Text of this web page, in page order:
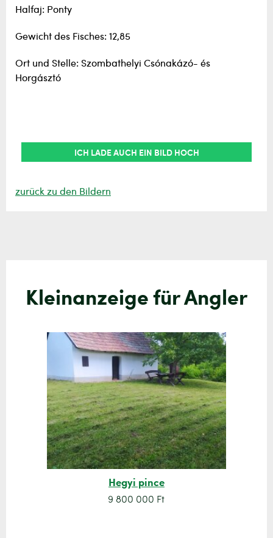
Halfaj: Ponty
Gewicht des Fisches: 12,85
Ort und Stelle: Szombathelyi Csónakázó- és
Horgásztó
ICH LADE AUCH EIN BILD HOCH
zurück zu den Bildern
Kleinanzeige für Angler
Hegyi pince
9 800 000 Ft